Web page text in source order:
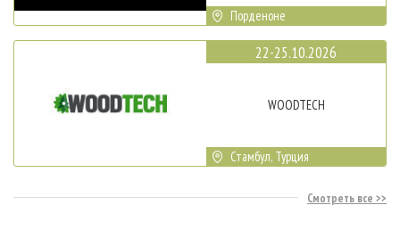
Порденоне
22-25.10.2026
WOODTECH
Стамбул, Турция
Смотреть все